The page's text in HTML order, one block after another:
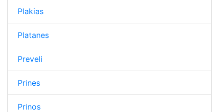
Plakias
Platanes
Preveli
Prines
Prinos